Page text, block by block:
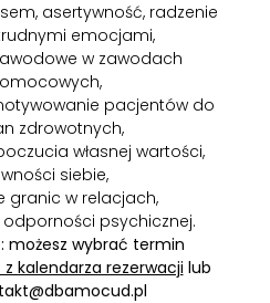
asertywność, radzenie
emocjami,
w zawodach
pacjentów do
zdrowotnych,
własnej wartości,
siebie,
granic w relacjach,
psychicznej.
możesz wybrać termin
kalendarza rezerwacji lub